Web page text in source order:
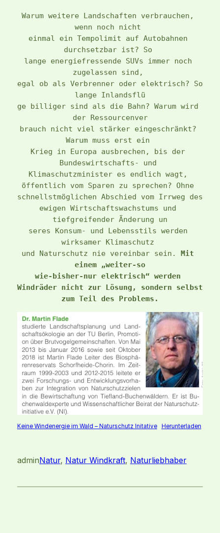
Warum weitere Landschaften verbrauchen,
wenn noch nicht
einmal ein Tempolimit auf Autobahnen
durchsetzbar ist? So
lange energiefressende SUVs immer noch
zugelassen sind,
egal ob als Verbrenner oder elektrisch? So
lange Inlandsflü
ge billiger sind als die Bahn? Warum wird
der Ressourcenver
brauch nicht viel stärker eingeschränkt?
Warum muss erst ein
Krieg in Europa ausbrechen, bis der
Bundeswirtschafts- und
Klimaschutzminister es endlich wagt,
öffentlich vom Sparen zu sprechen? Ohne
ewigen Wirtschaftswachstums und
tiefgreifender Änderung un
seres Konsum- und Lebensstils werden
wirksamer Klimaschutz
und Naturschutz nie vereinbar sein.
Mit
einem „weiter-so
wie-bisher-nur elektrisch“ werden
Windräder nicht zur Lösung, sondern selbst
zum Teil des Problems.
Keine Windenergie im Wald – Naturschutz Initative Herunterladen
adminNatur, Natur Windkraft, Naturliebhaber